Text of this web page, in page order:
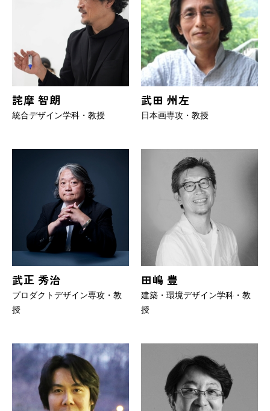
詫摩 智朗
統合デザイン学科・教授
武田 州左
日本画専攻・教授
武正 秀治
プロダクトデザイン専攻・教
授
田嶋 豊
建築・環境デザイン学科・教
授